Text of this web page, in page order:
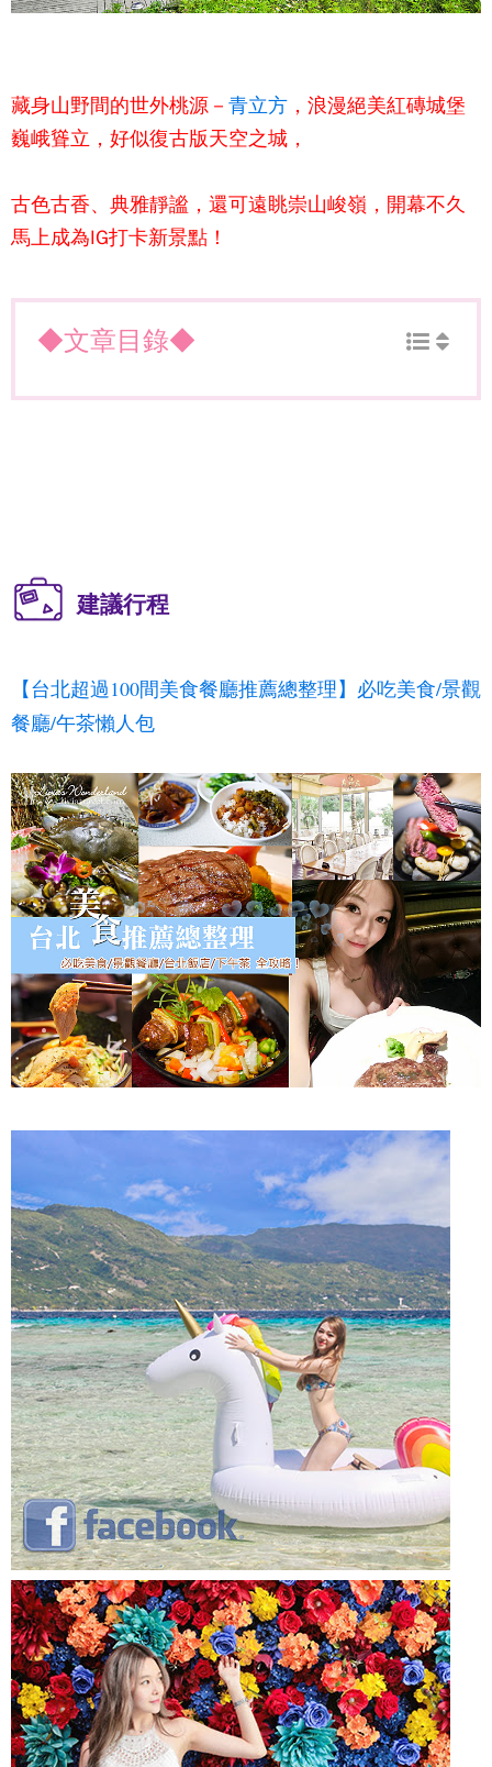
藏身山野間的世外桃源－ 青立方 ，浪漫絕美紅磚城堡
巍峨聳立，好似復古版天空之城，
古色古香、典雅靜謐，還可遠眺崇山峻嶺，開幕不久
馬上成為IG打卡新景點！
◆文章目錄◆
建議行程
【台北超過100間美食餐廳推薦總整理】必吃美食/景觀
餐廳/午茶懶人包